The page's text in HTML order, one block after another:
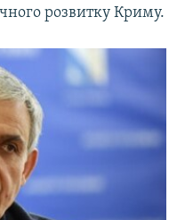
розвитку Криму.